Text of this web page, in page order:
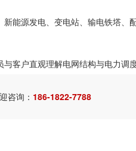
能源发电、变电站、输电铁塔、
客户直观理解电网结构与电力调度
咨询： 186-1822-7788